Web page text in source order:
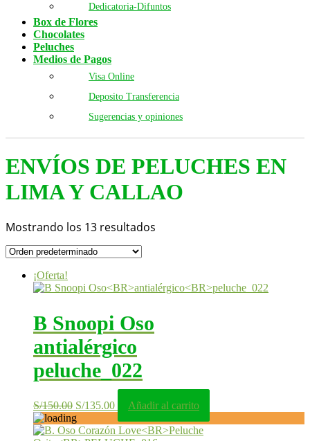
Dedicatoria-Difuntos
Box de Flores
Chocolates
Peluches
Medios de Pagos
Visa Online
Deposito Transferencia
Sugerencias y opiniones
ENVÍOS DE PELUCHES EN
LIMA Y CALLAO
Mostrando los 13 resultados
¡Oferta!
B Snoopi Oso
antialérgico
peluche_022
S/150.00 El
precio
original
S/135.00El
actual
Añadir al carrito